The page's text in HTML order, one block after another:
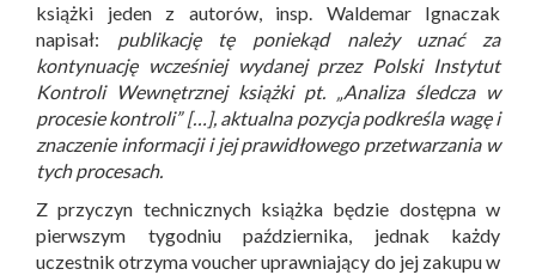
książki jeden z autorów, insp. Waldemar Ignaczak
napisał: publikację tę poniekąd należy uznać za
kontynuację wcześniej wydanej przez Polski Instytut
Kontroli Wewnętrznej książki pt. „Analiza śledcza w
procesie kontroli” […], aktualna pozycja podkreśla wagę i
znaczenie informacji i jej prawidłowego przetwarzania w
tych procesach.
Z przyczyn technicznych książka będzie dostępna w
pierwszym tygodniu października, jednak każdy
uczestnik otrzyma voucher uprawniający do jej zakupu w